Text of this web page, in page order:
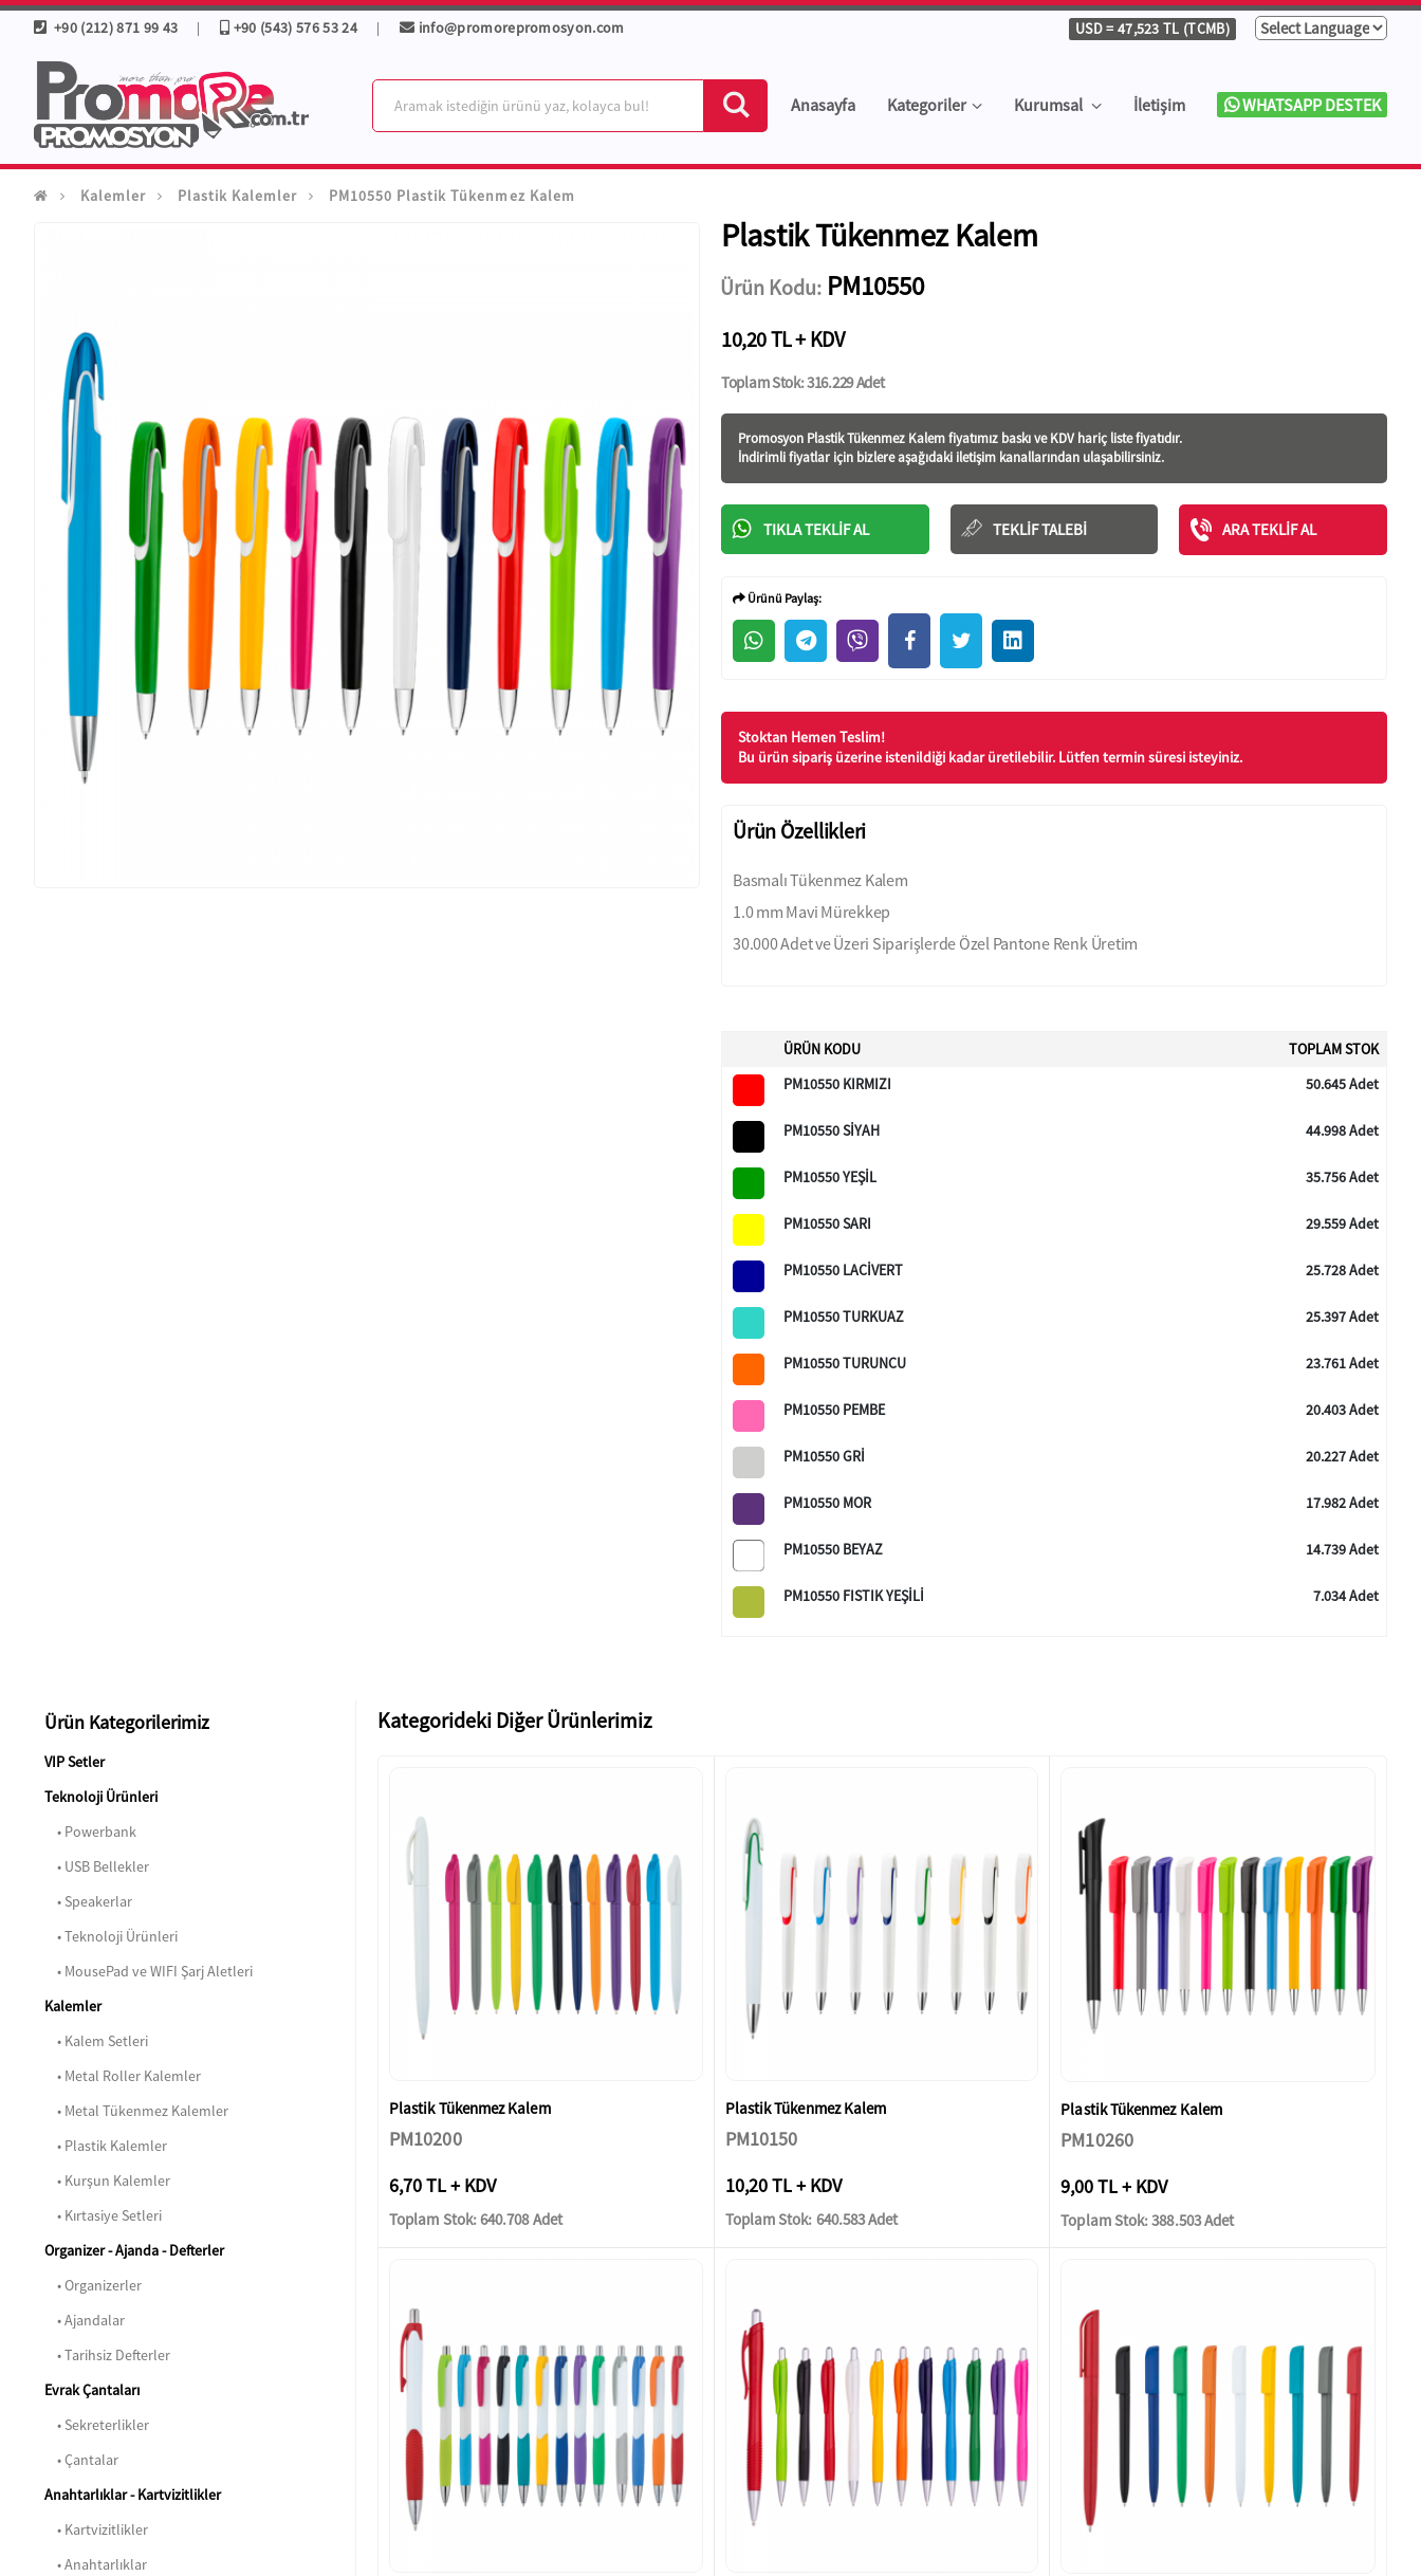
+90 (212) 871 99 43 | +90 (543) 576 53 24 | info@promorepromosyon.com USD= 47,523 TL (TCMB)
Anasayfa Kategoriler Kurumsal İletişim WHATSAPP DESTEK
Kalemler Plastik Kalemler PM10550 Plastik Tükenmez Kalem
Plastik Tükenmez Kalem
Ürün Kodu: PM10550
10,20 TL + KDV
Toplam Stok: 316.229 Adet
Promosyon Plastik Tükenmez Kalem fiyatımız baskı ve KDV hariç liste fiyatıdır.
İndirimli fiyatlar için bizlere aşağıdaki iletişim kanallarından ulaşabilirsiniz.
TIKLA TEKLIF AL TEKLIF TALEBI ARA TEKLIF AL
Ürünü Paylaş:
Stoktan Hemen Teslim!
Bu ürün sipariş üzerine istenildiği kadar üretilebilir. Lütfen termin süresi isteyiniz.
Ürün Özellikleri
Basmalı Tükenmez Kalem
1.0 mm Mavi Mürekkep
30.000 Adet ve Üzeri Siparişlerde Özel Pantone Renk Üretim
ÜRÜN KODU
TOPLAM STOK
PM10550 KIRMIZI
50.645 Adet
PM10550 SİYAH 44.998 Adet
PM10550 YEŞİL 35.756 Adet
PM10550 SARI 29.559 Adet
PM10550 LACİVERT 25.728 Adet
PM10550 TURKUAZ 25.397 Adet
PM10550 TURUNCU 23.761 Adet
PM10550 PEMBE 20.403 Adet
PM10550 GRİ 20.227 Adet
PM10550 MOR 17.982 Adet
PM10550 BEYAZ 14.739 Adet
PM10550 FISTIK YEŞİLİ 7.034 Adet
Ürün Kategorilerimiz
VIP Setler
Teknoloji Ürünleri
• Powerbank
• USB Bellekler
• Speakerlar
• Teknoloji Ürünleri
• MousePad ve WIFI Şarj Aletleri
Kalemler
• Kalem Setleri
• Metal Roller Kalemler
• Metal Tükenmez Kalemler
• Plastik Kalemler
• Kurşun Kalemler
• Kırtasiye Setleri
Organizer - Ajanda - Defterler
• Organizerler
• Ajandalar
• Tarihsiz Defterler
Evrak Çantaları
• Sekreterlikler
• Çantalar
Anahtarlıklar - Kartvizitlikler
• Kartvizitlikler
• Anahtarlıklar
Kategorideki Diğer Ürünlerimiz
Plastik Tükenmez Kalem
PM10200
6,70 TL + KDV
Toplam Stok: 640.708 Adet
Plastik Tükenmez Kalem
PM10150
10,20 TL + KDV
Toplam Stok: 640.583 Adet
Plastik Tükenmez Kalem
PM10260
9,00 TL + KDV
Toplam Stok: 388.503 Adet